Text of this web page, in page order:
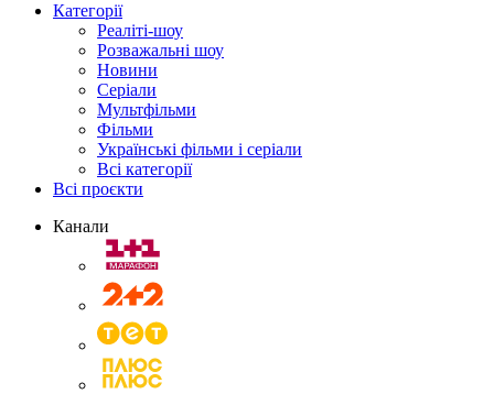
Категорії
Реаліті-шоу
Розважальні шоу
Новини
Серіали
Мультфільми
Фільми
Українські фільми і серіали
Всі категорії
Всі проєкти
Канали